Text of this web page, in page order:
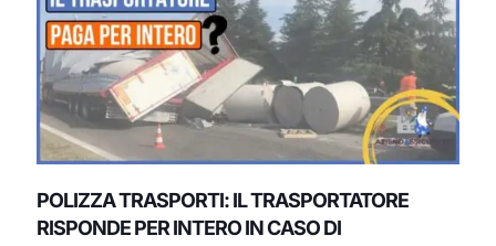
POLIZZA TRASPORTI: IL TRASPORTATORE
RISPONDE PER INTERO IN CASO DI